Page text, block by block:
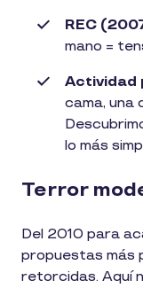
REC
mano =
Actividad
cama, una
lo más
Terror
Del 2010 para
propuestas más
retorcidas. Aquí